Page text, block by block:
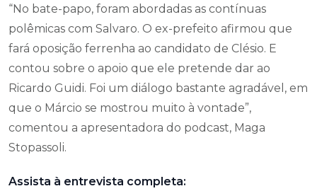
“No bate-papo, foram abordadas as contínuas
polêmicas com Salvaro. O ex-prefeito afirmou que
fará oposição ferrenha ao candidato de Clésio. E
contou sobre o apoio que ele pretende dar ao
Ricardo Guidi. Foi um diálogo bastante agradável, em
que o Márcio se mostrou muito à vontade”,
comentou a apresentadora do podcast, Maga
Stopassoli.
Assista à entrevista completa: